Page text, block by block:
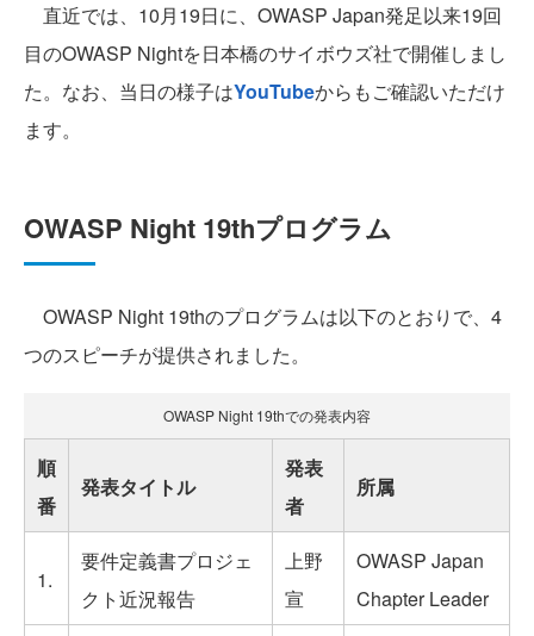
直近では、10月19日に、OWASP Japan発足以来19回
目のOWASP Nightを日本橋のサイボウズ社で開催しまし
た。なお、当日の様子はYouTubeからもご確認いただけ
ます。
OWASP Night 19thプログラム
OWASP Night 19thのプログラムは以下のとおりで、4
つのスピーチが提供されました。
OWASP Night 19thでの発表内容
順
番
発表タイトル
発表
者
所属
1.
要件定義書プロジェ
クト近況報告
上野
宣
OWASP Japan
Chapter Leader